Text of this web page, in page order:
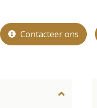
Contacteer ons